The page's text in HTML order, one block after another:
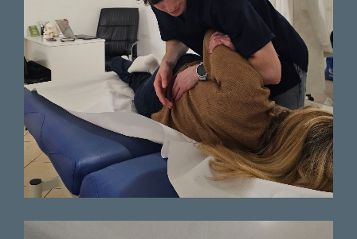
Paziente
Molto bravo professionale,
attento alle manovre di
trattamento da effettuare le